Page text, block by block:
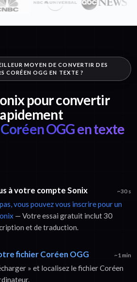
MOYEN DE CONVERTIR DES
CORÉEN OGG EN TEXTE ?
pour convertir
OGG en texte
à votre compte Sonix ~30 s
vous pouvez vous inscrire pour un
— Votre essai gratuit inclut 30
et de traduction.
fichier Coréen OGG ~1 min
» et localisez le fichier Coréen